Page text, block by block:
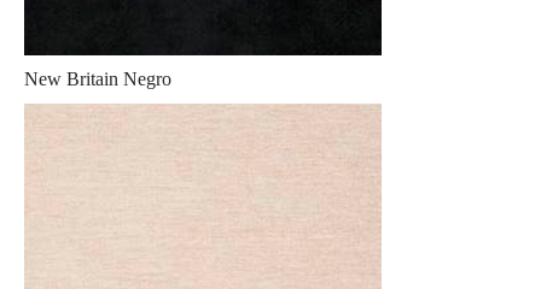
New Britain Negro